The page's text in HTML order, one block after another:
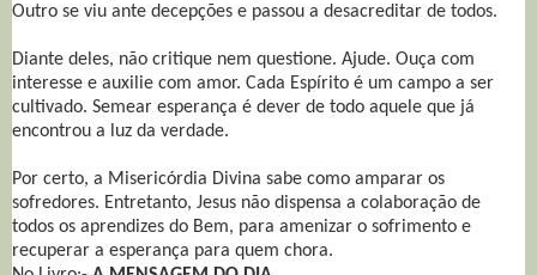
Outro se viu ante decepções e passou a desacreditar de todos.
Diante deles, não critique nem questione. Ajude. Ouça com
interesse e auxilie com amor. Cada Espírito é um campo a ser
cultivado. Semear esperança é dever de todo aquele que já
encontrou a luz da verdade.
Por certo, a Misericórdia Divina sabe como amparar os
sofredores. Entretanto, Jesus não dispensa a colaboração de
todos os aprendizes do Bem, para amenizar o sofrimento e
recuperar a esperança para quem chora.